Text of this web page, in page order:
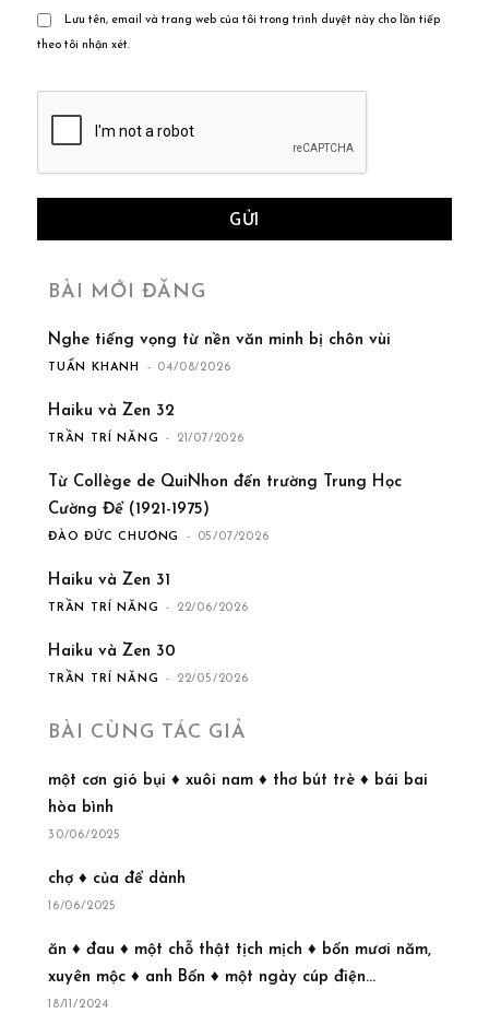
Lưu tên, email và trang web của tôi trong trình duyệt này cho lần tiếp
theo tôi nhận xét.
BÀI MỚI ĐĂNG
Nghe tiếng vọng từ nền văn minh bị chôn vùi
TUẤN KHANH - 04/08/2026
Haiku và Zen 32
TRẦN TRÍ NĂNG - 21/07/2026
Từ Collège de QuiNhon đến trường Trung Học
Cường Để (1921-1975)
ĐÀO ĐỨC CHƯƠNG - 05/07/2026
Haiku và Zen 31
TRẦN TRÍ NĂNG - 22/06/2026
Haiku và Zen 30
TRẦN TRÍ NĂNG - 22/05/2026
BÀI CÙNG TÁC GIẢ
một cơn gió bụi ♦ xuôi nam ♦ thơ bút trè ♦ bái bai
hòa bình
30/06/2025
chợ ♦ của để dành
16/06/2025
ăn ♦ đau ♦ một chỗ thật tịch mịch ♦ bốn mươi năm,
xuyên mộc ♦ anh Bốn ♦ một ngày cúp điện...
18/11/2024